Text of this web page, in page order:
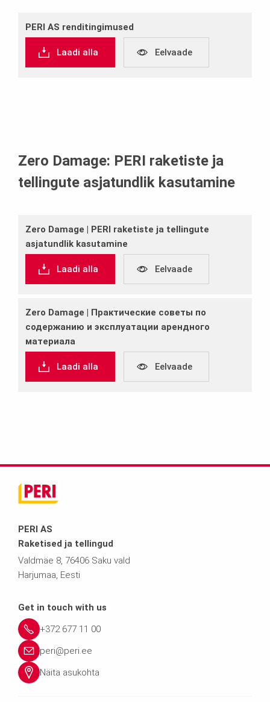
PERI AS renditingimused
Laadi alla Eelvaade
Zero Damage: PERI raketiste ja
tellingute asjatundlik kasutamine
Zero Damage | PERI raketiste ja tellingute
asjatundlik kasutamine
Laadi alla Eelvaade
Zero Damage | Практические советы по
содержанию и эксплуатации арендного
материала
Laadi alla Eelvaade
PERI AS
Raketised ja tellingud
Valdmäe 8, 76406 Saku vald
Harjumaa, Eesti
Get in touch with us
+372 677 11 00
peri@peri.ee
Näita asukohta